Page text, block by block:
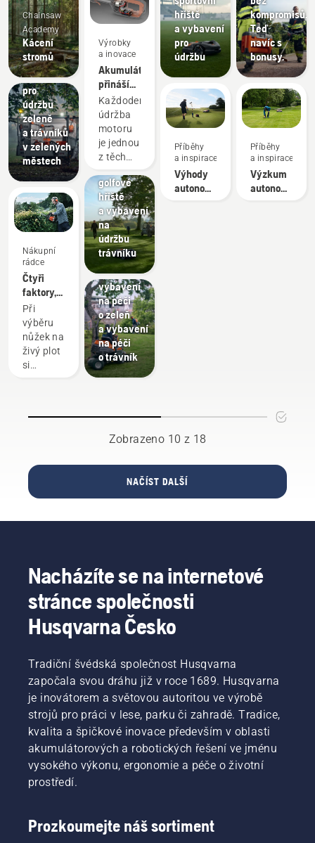
Chainsaw
Academy
Kácení
stromů
Obce
Vybavení
pro
údržbu
zeleně
a trávníků
v zelených
městech
Nákupní
rádce
Čtyři
faktory,
které
byste
měli
zvážit při
nákupu
Při
výběru
nůžek na
živý plot
si
chcete
zda
budete
zastřihávat
nízké
ploty? Je
hlavním
cílem
tvarování
plotu?
dozvíte,
na co
všechno
je třeba
myslet
nákupu
nůžek na
Výrobky
a inovace
Akumulátor
přináší
nižší
nároky
na
údržbu
a příjemnější
den
Každodenní
údržba
motoru
je jednou
z těch
náročných
činností,
které
vám
mohou
překazit
pracovní
plány.
S akumulátorovými
výrobky
budou
takové
nepříjemnosti
mnohem
Golfová
hřiště
Sekačky
golfové
hřiště
a vybavení
na
údržbu
trávníku
Péče
o zeleň
Nástroje
na péči
o zeleň,
komerční
vybavení
na péči
o zeleň
a vybavení
na péči
o trávník
hřiště
a vybavení
pro
údržbu
Příběhy
a inspirace
Výhody
autonomního
kompromisů.
Teď
navíc s
bonusy.
Příběhy
a inspirace
Výzkum
autonomního
Zobrazeno 10 z 18
NAČÍST DALŠÍ
Nacházíte se na internetové
stránce společnosti
Husqvarna Česko
Tradiční švédská společnost Husqvarna
započala svou dráhu již v roce 1689. Husqvarna
je inovátorem a světovou autoritou ve výrobě
strojů pro práci v lese, parku či zahradě. Tradice,
kvalita a špičkové inovace především v oblasti
akumulátorových a robotických řešení ve jménu
vysokého výkonu, ergonomie a péče o životní
prostředí.
Prozkoumejte náš sortiment